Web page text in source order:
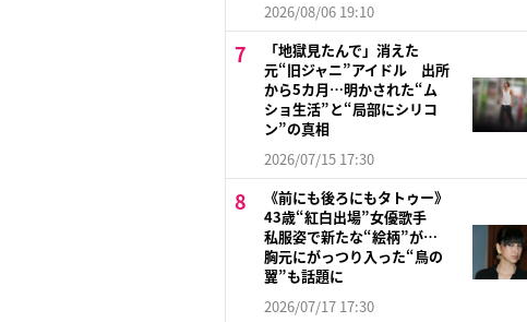
2026/08/06 19:10
「地獄見たんで」消えた
元“旧ジャニ”アイドル 出所
から5カ月…明かされた“ム
ショ生活”と“局部にシリコ
ン”の真相
2026/07/15 17:30
《前にも後ろにもタトゥー》
43歳“紅白出場”女優歌手
私服姿で新たな“絵柄”が…
胸元にがっつり入った“鳥の
翼”も話題に
2026/07/17 17:30